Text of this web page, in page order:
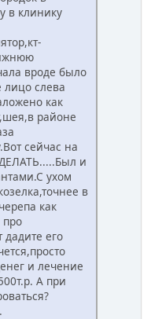
в клинику
вроде было
лицо слева
как
районе
сейчас на
и
ухом
в
как
про
его
и лечение
А при